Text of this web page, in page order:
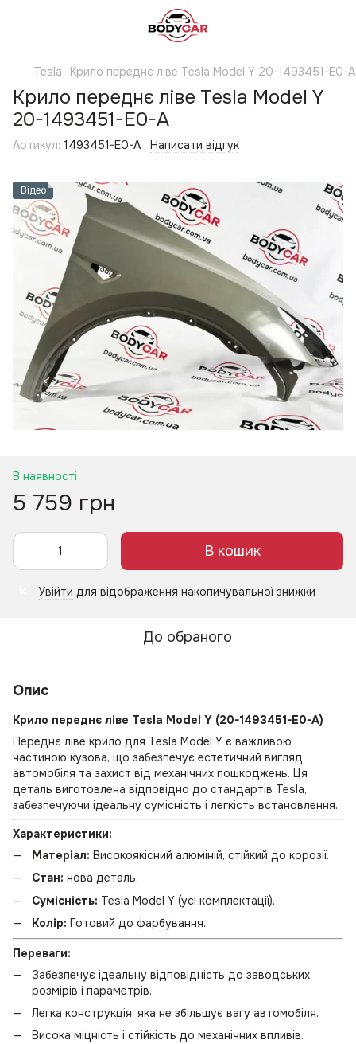
Tesla Крило переднє ліве Tesla Model Y 20-1493451-E0-A
Крило переднє ліве Tesla Model Y
20-1493451-E0-A
Артикул: 1493451-E0-A Написати відгук
Відео
В наявності
5 759 грн
В кошик
Увійти для відображення накопичувальної знижки
До обраного
Опис
Крило переднє ліве Tesla Model Y (20-1493451-E0-A)
Переднє ліве крило для Tesla Model Y є важливою
частиною кузова, що забезпечує естетичний вигляд
автомобіля та захист від механічних пошкоджень. Ця
деталь виготовлена відповідно до стандартів Tesla,
забезпечуючи ідеальну сумісність і легкість встановлення.
Характеристики:
Матеріал: Високоякісний алюміній, стійкий до корозії.
Стан: нова деталь.
Сумісність: Tesla Model Y (усі комплектації).
Колір: Готовий до фарбування.
Переваги:
Забезпечує ідеальну відповідність до заводських
розмірів і параметрів.
Легка конструкція, яка не збільшує вагу автомобіля.
Висока міцність і стійкість до механічних впливів.